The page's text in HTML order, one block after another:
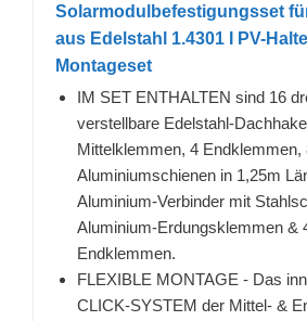
Solarmodulbefestigungsset
aus Edelstahl 1.4301 I PV-
Montageset
IM SET ENTHALTEN sind 16
verstellbare Edelstahl-
Mittelklemmen, 4 Endklemmen,
Aluminiumschienen in 1,25m
Aluminium-Verbinder mit
Aluminium-Erdungsklemmen &
Endklemmen.
FLEXIBLE MONTAGE - Das
CLICK-SYSTEM der Mittel- &